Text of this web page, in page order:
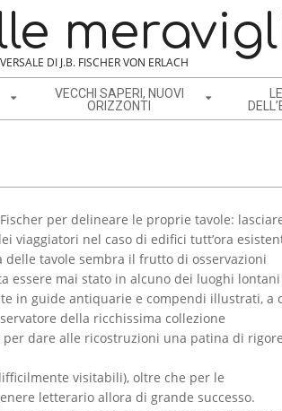
DI J.B. FISCHER VON ERLACH
VECCHI SAPERI, NUOVI
ORIZZONTI
per delineare le proprie tavole:
viaggiatori nel caso di edifici tutt’ora
tavole sembra il frutto di osservazioni
essere mai stato in alcuno dei luoghi lontani
in guide antiquarie e compendi illustrati, a
della ricchissima collezione
dare alle ricostruzioni una patina di rigore
visitabili), oltre che per le
letterario allora di grande successo.